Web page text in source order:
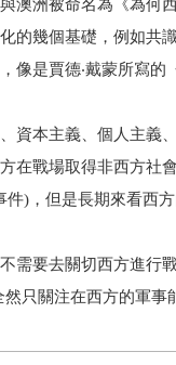
澳洲被命名為《為何
的幾個基礎，例如
是賈德‧戴蒙所寫的
資本主義、個人主義
在戰場取得非西方社
)，但是長期來看西
需要去關切西方進行
只關注在西方的軍事